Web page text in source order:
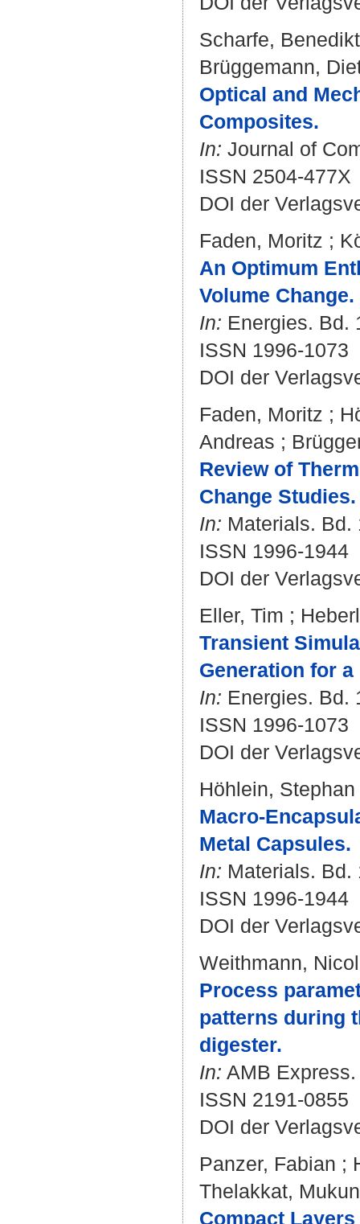
Scharfe, Benedikt
Brüggemann,
Optical and
Composites.
In: Journal of
ISSN 2504-477X
DOI der
Faden, Moritz ;
An Optimum
Volume Change.
In: Energies. Bd.
ISSN 1996-1073
DOI der
Faden, Moritz ;
Andreas ;
Review of
Change Studies.
In: Materials. Bd.
ISSN 1996-1944
DOI der
Eller, Tim ;
Transient
Generation for
In: Energies. Bd.
ISSN 1996-1073
DOI der
Höhlein, Stephan
Macro-
Metal Capsules.
In: Materials. Bd.
ISSN 1996-1944
DOI der
Weithmann,
Process
patterns during
digester.
In: AMB
ISSN 2191-0855
DOI der
Panzer, Fabian ;
Thelakkat,
Compact